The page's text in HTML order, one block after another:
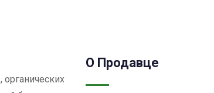
органических
О Продавце